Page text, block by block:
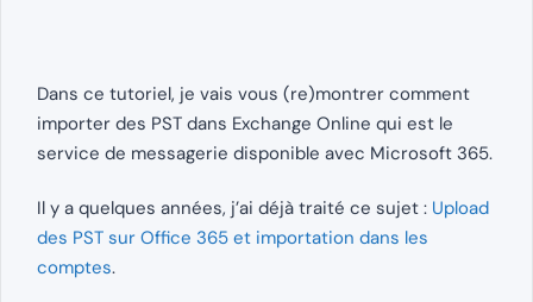
Dans ce tutoriel, je vais vous (re)montrer comment
importer des PST dans Exchange Online qui est le
service de messagerie disponible avec Microsoft 365.
Il y a quelques années, j’ai déjà traité ce sujet : Upload
des PST sur Office 365 et importation dans les
comptes.